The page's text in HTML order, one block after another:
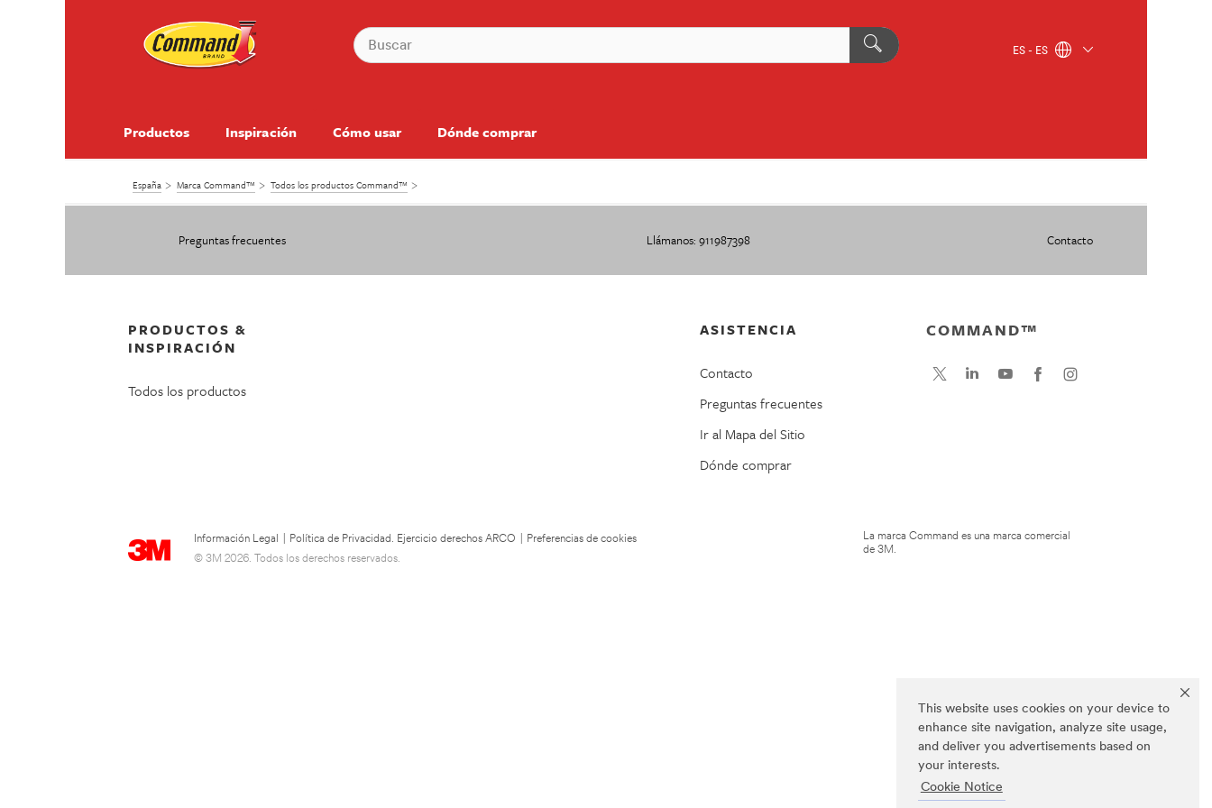
This website uses cookies on your device to
enhance site navigation, analyze site usage,
and deliver you advertisements based on
your interests.
Cookie Notice
ES - ES
Productos Inspiración Cómo usar Dónde comprar
España Marca Command™ Todos los productos Command™
Preguntas frecuentes Llámanos: 911987398 Contacto
PRODUCTOS &
INSPIRACIÓN
Todos los productos
ASISTENCIA
Contacto
Preguntas frecuentes
Ir al Mapa del Sitio
Dónde comprar
Información Legal Política de Privacidad. Ejercicio derechos ARCO
Preferencias de cookies
© 3M 2026. Todos los derechos reservados.
COMMAND™
La marca Command es una marca comercial
de 3M.